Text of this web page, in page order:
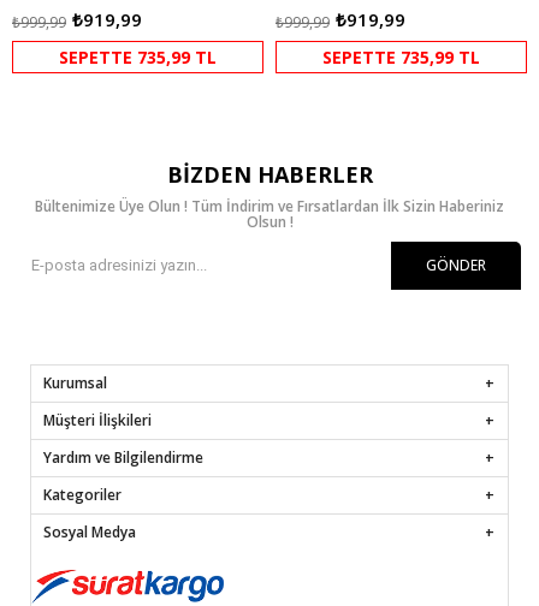
₺919,99
₺999,99
SEPETTE 735,99 TL
₺919,99
₺999,99
SEPETTE 735,99 TL
BIZDEN HABERLER
Bültenimize Üye Olun ! Tüm İndirim ve Fırsatlardan İlk Sizin Haberiniz
Olsun !
GÖNDER
Kurumsal
Müşteri İlişkileri
Yardım ve Bilgilendirme
Kategoriler
Sosyal Medya